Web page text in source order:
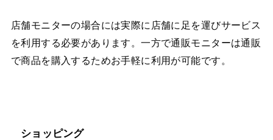
店舗モニターの場合には実際に店舗に足を運びサービス
を利用する必要があります。一方で通販モニターは通販
で商品を購入するためお手軽に利用が可能です。
ショッピング